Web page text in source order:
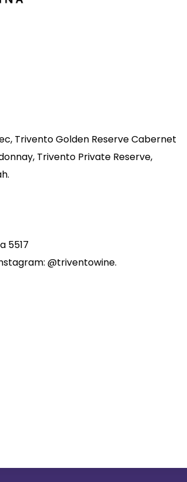
Trivento Golden Reserve Cabernet
Trivento Private Reserve,
5517
@triventowine.